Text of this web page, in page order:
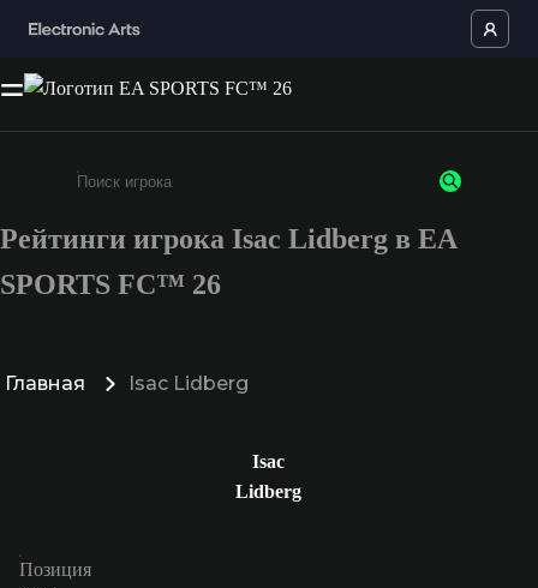
Введите не менее 3 символов или цифр
Рейтинги игрока Isac Lidberg в EA
SPORTS FC™ 26
Главная Isac Lidberg
Isac
Lidberg
Позиция